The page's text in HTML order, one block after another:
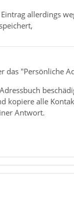
allerdings
das "Persönliche
kopiere alle
Antwort.